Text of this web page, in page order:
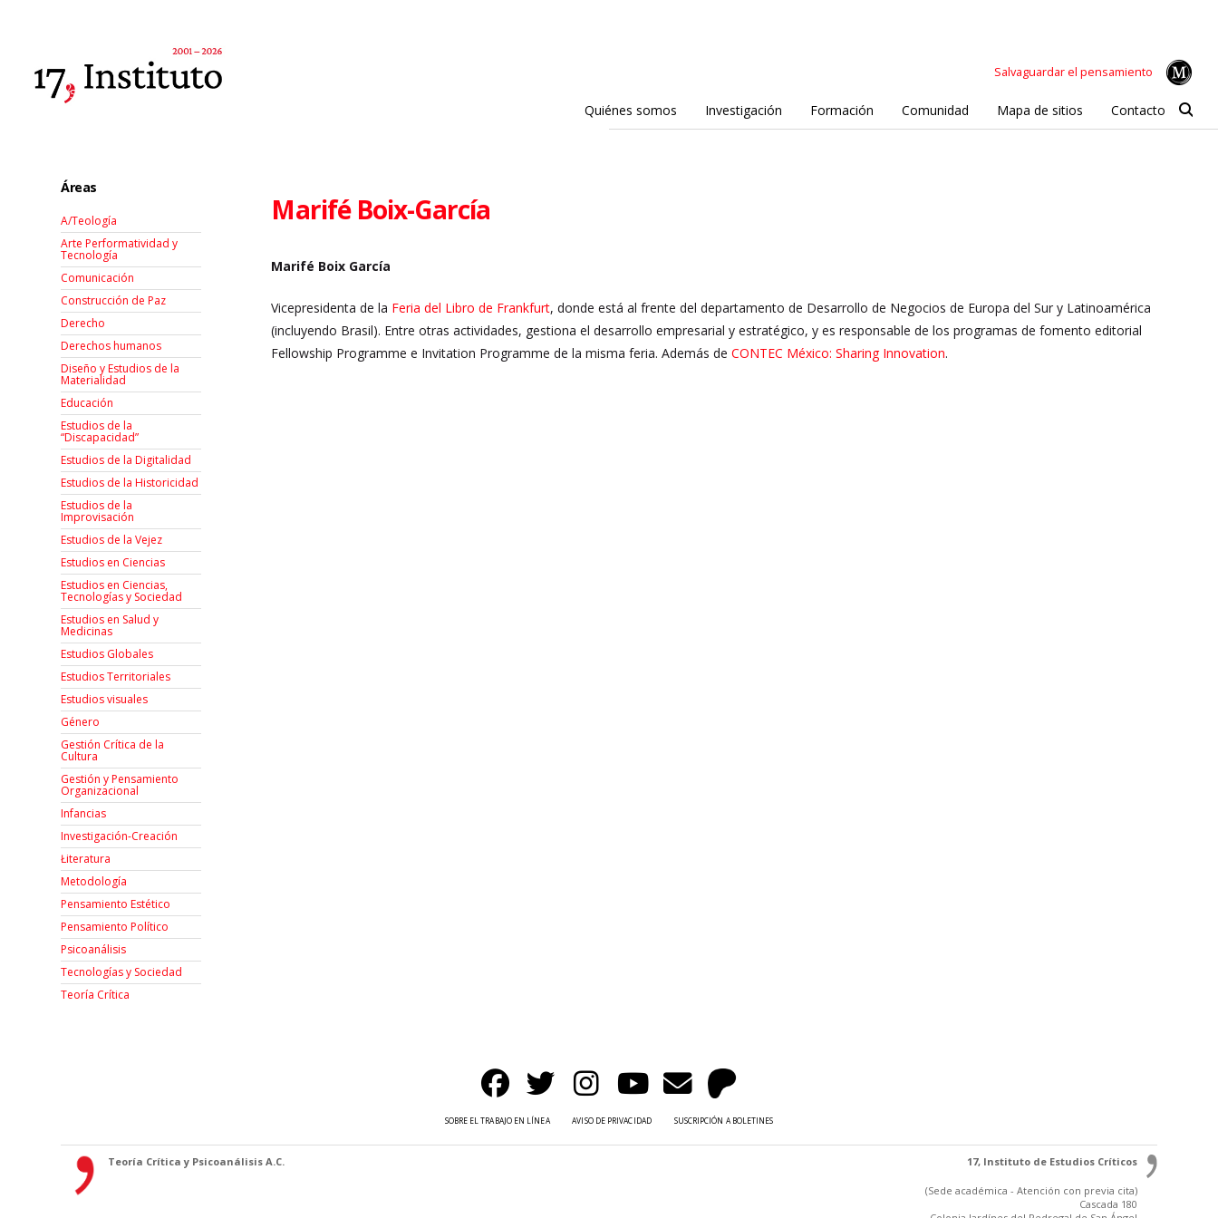
Salvaguardar el pensamiento
Quiénes somos Investigación Formación Comunidad Mapa de sitios Contacto
Marifé Boix-García
Marifé Boix García
Vicepresidenta de la Feria del Libro de Frankfurt, donde está al frente del departamento de Desarrollo de Negocios de Europa del Sur y Latinoamérica
(incluyendo Brasil). Entre otras actividades, gestiona el desarrollo empresarial y estratégico, y es responsable de los programas de fomento editorial
Fellowship Programme e Invitation Programme de la misma feria. Además deCONTEC México: Sharing Innovation.
Áreas
A/Teología
Arte Performatividad y
Tecnología
Comunicación
Construcción de Paz
Derecho
Derechos humanos
Diseño y Estudios de la
Materialidad
Educación
Estudios de la
“Discapacidad”
Estudios de la Digitalidad
Estudios de la Historicidad
Estudios de la
Improvisación
Estudios de la Vejez
Estudios en Ciencias
Estudios en Ciencias,
Tecnologías y Sociedad
Estudios en Salud y
Medicinas
Estudios Globales
Estudios Territoriales
Estudios visuales
Género
Gestión Crítica de la
Cultura
Gestión y Pensamiento
Organizacional
Infancias
Investigación-Creación
Łiteratura
Metodología
Pensamiento Estético
Pensamiento Político
Psicoanálisis
Tecnologías y Sociedad
Teoría Crítica
SOBRE EL TRABAJO EN LÍNEA AVISO DE PRIVACIDAD SUSCRIPCIÓN A BOLETINES
Teoría Crítica y Psicoanálisis A.C. 17, Instituto de Estudios Críticos
(Sede académica - Atención con previa cita)
Cascada 180